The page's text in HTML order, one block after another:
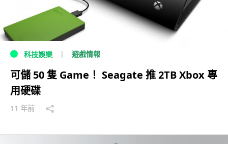
科技娛樂 遊戲情報
可儲 50 隻 Game！ Seagate 推 2TB Xbox 專
用硬碟
11 年前